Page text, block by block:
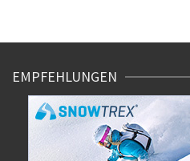
EMPFEHLUNGEN